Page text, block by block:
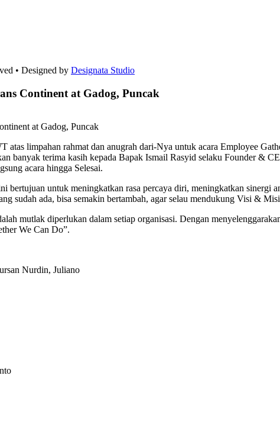
• Designed by Designata Studio
Continent at Gadog, Puncak
atas limpahan rahmat dan anugrah dari-Nya untuk acara Employee
banyak terima kasih kepada Bapak Ismail Rasyid selaku Founder &
acara hingga Selesai.
bertujuan untuk meningkatkan rasa percaya diri, meningkatkan
sudah ada, bisa semakin bertambah, agar selau mendukung Visi &
mutlak diperlukan dalam setiap organisasi. Dengan
We Can Do”.
Nurdin, Juliano